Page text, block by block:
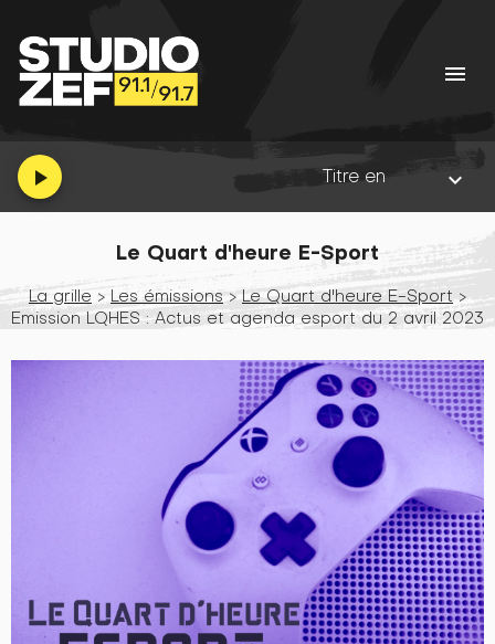
menu
play_arrow Titre en cours :Hell Is akeyboard_arrow_down
Le Quart d'heure E-Sport
La grille > Les émissions > Le Quart d'heure E-Sport >
Emission LQHES : Actus et agenda esport du 2 avril 2023